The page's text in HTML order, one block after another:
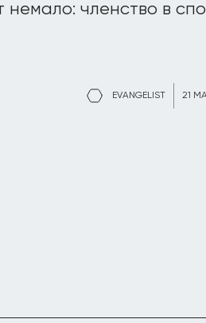
EVANGELIST 21
немало: членство в